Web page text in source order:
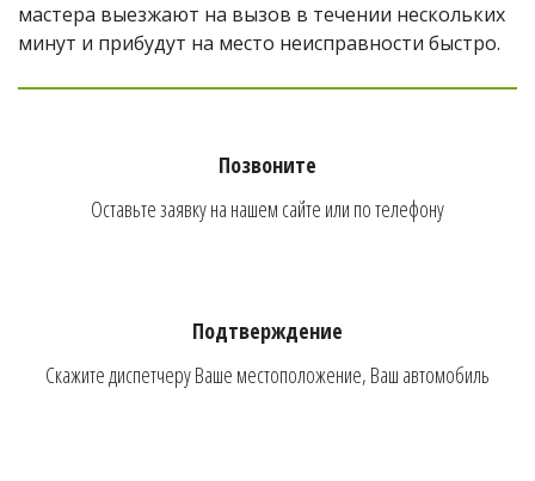
мастера выезжают на вызов в течении нескольких
минут и прибудут на место неисправности быстро.
Позвоните
Оставьте заявку на нашем сайте или по телефону
Подтверждение
Скажите диспетчеру Ваше местоположение, Ваш автомобиль